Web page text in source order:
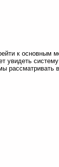
к основным
увидеть